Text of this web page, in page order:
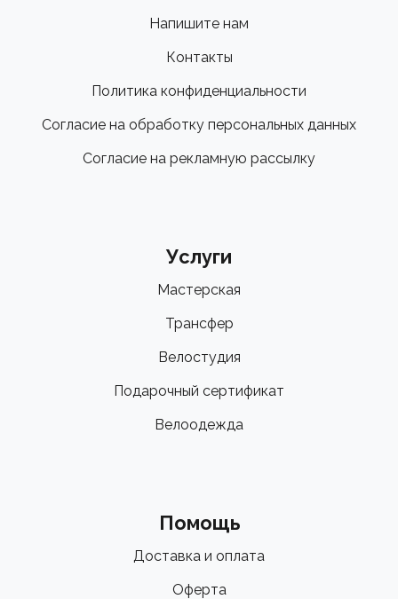
Напишите нам
Контакты
Политика конфиденциальности
Согласие на обработку персональных данных
Согласие на рекламную рассылку
Услуги
Мастерская
Трансфер
Велостудия
Подарочный сертификат
Велоодежда
Помощь
Доставка и оплата
Оферта